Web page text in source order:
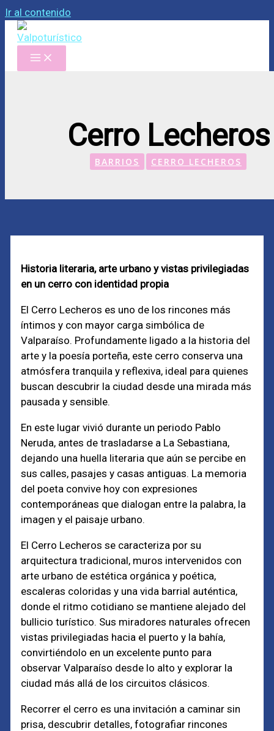
Ir al contenido
Cerro Lecheros
BARRIOS CERRO LECHEROS
Historia literaria, arte urbano y vistas privilegiadas
en un cerro con identidad propia
El Cerro Lecheros es uno de los rincones más
íntimos y con mayor carga simbólica de
Valparaíso. Profundamente ligado a la historia del
arte y la poesía porteña, este cerro conserva una
atmósfera tranquila y reflexiva, ideal para quienes
buscan descubrir la ciudad desde una mirada más
pausada y sensible.
En este lugar vivió durante un periodo Pablo
Neruda, antes de trasladarse a La Sebastiana,
dejando una huella literaria que aún se percibe en
sus calles, pasajes y casas antiguas. La memoria
del poeta convive hoy con expresiones
contemporáneas que dialogan entre la palabra, la
imagen y el paisaje urbano.
El Cerro Lecheros se caracteriza por su
arquitectura tradicional, muros intervenidos con
arte urbano de estética orgánica y poética,
escaleras coloridas y una vida barrial auténtica,
donde el ritmo cotidiano se mantiene alejado del
bullicio turístico. Sus miradores naturales ofrecen
vistas privilegiadas hacia el puerto y la bahía,
convirtiéndolo en un excelente punto para
observar Valparaíso desde lo alto y explorar la
ciudad más allá de los circuitos clásicos.
Recorrer el cerro es una invitación a caminar sin
prisa, descubrir detalles, fotografiar rincones